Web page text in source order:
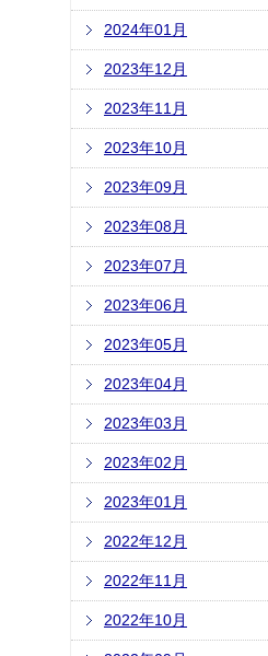
2024年01月
2023年12月
2023年11月
2023年10月
2023年09月
2023年08月
2023年07月
2023年06月
2023年05月
2023年04月
2023年03月
2023年02月
2023年01月
2022年12月
2022年11月
2022年10月